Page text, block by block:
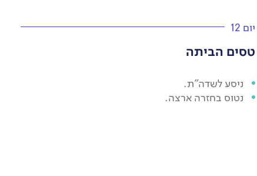
יום 12
טסים הביתה
ניסע לשדה"ת.
נטוס בחזרה ארצה.